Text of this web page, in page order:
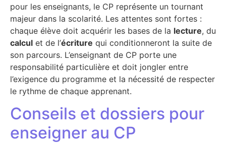
pour les enseignants, le CP représente un tournant
majeur dans la scolarité. Les attentes sont fortes :
chaque élève doit acquérir les bases de la lecture, du
calcul et de l’écriture qui conditionneront la suite de
son parcours. L’enseignant de CP porte une
responsabilité particulière et doit jongler entre
l’exigence du programme et la nécessité de respecter
le rythme de chaque apprenant.
Conseils et dossiers pour
enseigner au CP